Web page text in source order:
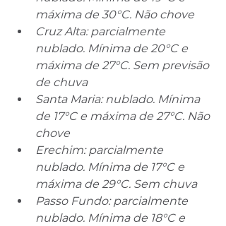
máxima de 30°C. Não chove
Cruz Alta: parcialmente
nublado. Mínima de 20°C e
máxima de 27°C. Sem previsão
de chuva
Santa Maria: nublado. Mínima
de 17°C e máxima de 27°C. Não
chove
Erechim: parcialmente
nublado. Mínima de 17°C e
máxima de 29°C. Sem chuva
Passo Fundo: parcialmente
nublado. Mínima de 18°C e